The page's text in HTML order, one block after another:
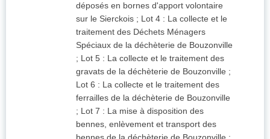
déposés en bornes d'apport volontaire
sur le Sierckois ; Lot 4 : La collecte et le
traitement des Déchets Ménagers
Spéciaux de la déchèterie de Bouzonville
; Lot 5 : La collecte et le traitement des
gravats de la déchèterie de Bouzonville ;
Lot 6 : La collecte et le traitement des
ferrailles de la déchèterie de Bouzonville
; Lot 7 : La mise à disposition des
bennes, enlèvement et transport des